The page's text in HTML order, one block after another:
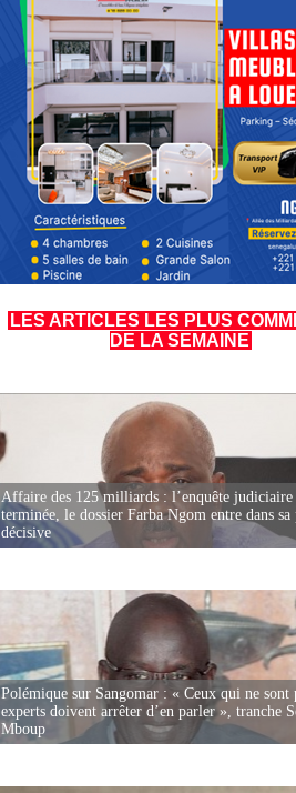
LES ARTICLES LES PLUS
DE LA SEMAINE
Affaire des 125 milliards : l’enquête judiciaire
terminée, le dossier Farba Ngom entre dans sa
décisive
Polémique sur Sangomar : « Ceux qui ne sont
experts doivent arrêter d’en parler », tranche
Mboup